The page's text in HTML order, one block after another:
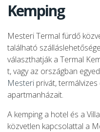
Kemping
Mesteri Termal fürdő
található
választhatják a Termal
t, vagy az országban
Mesteri privát,
apartmanházait.
A kemping a hotel és a
közvetlen kapcsolattal a